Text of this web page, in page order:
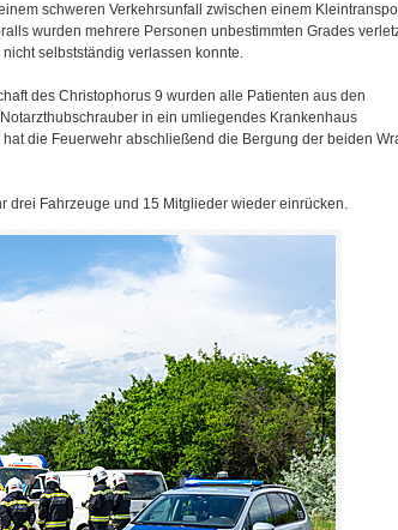
schweren Verkehrsunfall zwischen einem
wurden mehrere Personen unbestimmten Grades
selbstständig verlassen konnte.
des Christophorus 9 wurden alle Patienten aus den
in ein umliegendes Krankenhaus
die Feuerwehr abschließend die Bergung der beiden
drei Fahrzeuge und 15 Mitglieder wieder einrücken.